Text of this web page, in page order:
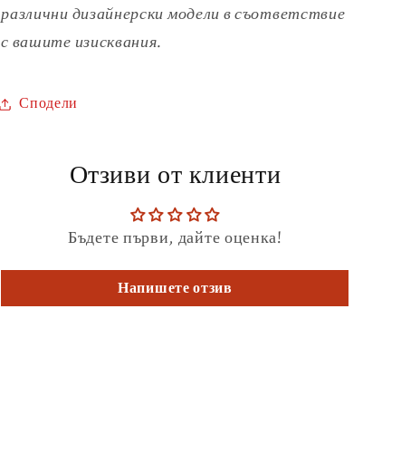
различни дизайнерски модели в съответствие
с вашите изисквания.
Сподели
Отзиви от клиенти
Бъдете първи, дайте оценка!
Напишете отзив